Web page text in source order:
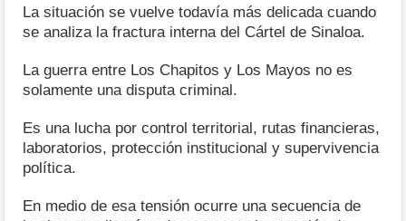
La situación se vuelve todavía más delicada cuando
se analiza la fractura interna del Cártel de Sinaloa.
La guerra entre Los Chapitos y Los Mayos no es
solamente una disputa criminal.
Es una lucha por control territorial, rutas financieras,
laboratorios, protección institucional y supervivencia
política.
En medio de esa tensión ocurre una secuencia de